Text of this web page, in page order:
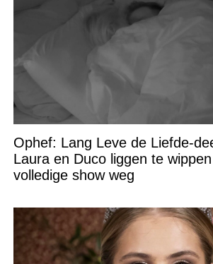
Ophef: Lang Leve de Liefde-
Laura en Duco liggen te
volledige show weg